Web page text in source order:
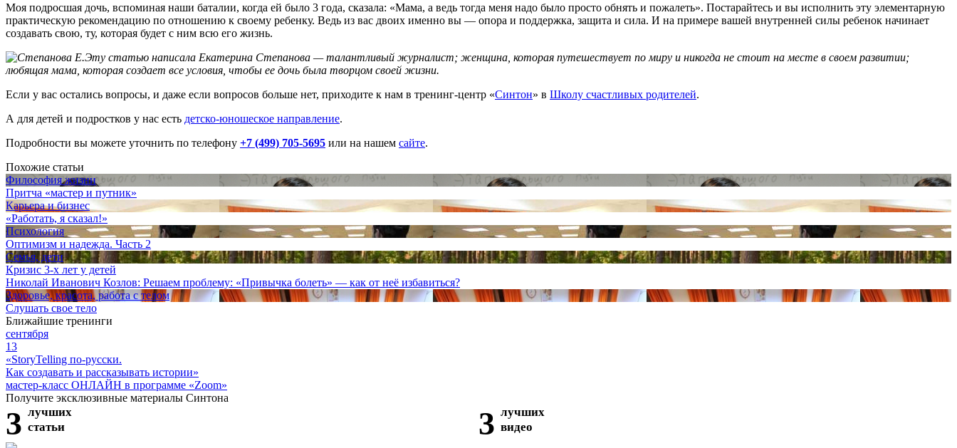
Моя подросшая дочь, вспоминая наши баталии, когда ей было 3 года, сказала: «Мама, а ведь тогда меня надо было просто обнять и пожалеть». Постарайтесь и вы исполнить эту элементарную
практическую рекомендацию по отношению к своему ребенку. Ведь из вас двоих именно вы — опора и поддержка, защита и сила. И на примере вашей внутренней силы ребенок начинает
создавать свою, ту, которая будет с ним всю его жизнь.
Эту статью написала Екатерина Степанова — талантливый журналист; женщина, которая путешествует по миру и никогда не стоит на месте в своем развитии;
любящая мама, которая создает все условия, чтобы ее дочь была творцом своей жизни.
Если у вас остались вопросы, и даже если вопросов больше нет, приходите к нам в тренинг-центр «Синтон» в Школу счастливых родителей.
А для детей и подростков у нас есть детско-юношеское направление.
Подробности вы можете уточнить по телефону +7 (499) 705-5695 или на нашем сайте.
Похожие статьи
Философия жизни
Притча «мастер и путник»
Карьера и бизнес
«Работать, я сказал!»
Психология
Оптимизм и надежда. Часть 2
Семья, дети
Кризис 3-х лет у детей
Николай Иванович Козлов: Решаем проблему: «Привычка болеть» — как от неё избавиться?
Здоровье, красота, работа с телом
Слушать свое тело
Ближайшие тренинги
сентября
13
«StoryTelling по-русски.
Как создавать и рассказывать истории»
мастер-класс ОНЛАЙН в программе «Zoom»
Получите эксклюзивные материалы Синтона
3 лучших
статьи
3 лучших
видео